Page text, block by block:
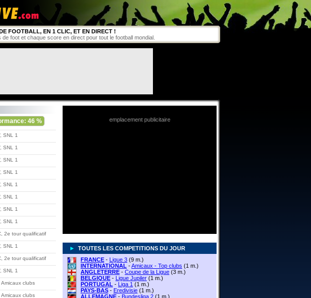
FOOTBALL, EN 1 CLIC, ET EN DIRECT !
foot et chaque score en direct pour tout le football mondial.
46 %
SNL 1
SNL 1
SNL 1
SNL 1
SNL 1
SNL 1
SNL 1
SNL 1
2e tour qualificatif
SNL 1
2e tour qualificatif
SNL 1
Amicaux clubs
Amicaux clubs
emplacement publicitaire
►
TOUTES LES COMPETITIONS DU JOUR
FRANCE - Ligue 3 (9 m.)
INTERNATIONAL -Amicaux - Top clubs (1 m.)
ANGLETERRE - Coupe de la Ligue (3 m.)
BELGIQUE - Ligue Jupiler (1 m.)
PORTUGAL - Liga 1 (1 m.)
PAYS-BAS - Eredivisie (1 m.)
ALLEMAGNE - Bundesliga 2 (1 m.)